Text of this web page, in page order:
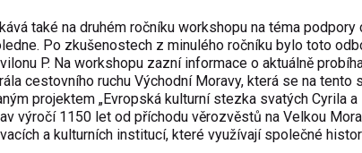
také na druhém ročníku workshopu na téma
Po zkušenostech z minulého ročníku bylo toto
P. Na workshopu zazní informace o aktuálně
cestovního ruchu Východní Moravy, která se na
projektem „Evropská kulturní stezka svatých Cyrila
výročí 1150 let od příchodu věrozvěstů na Velkou
a kulturních institucí, které využívají společné